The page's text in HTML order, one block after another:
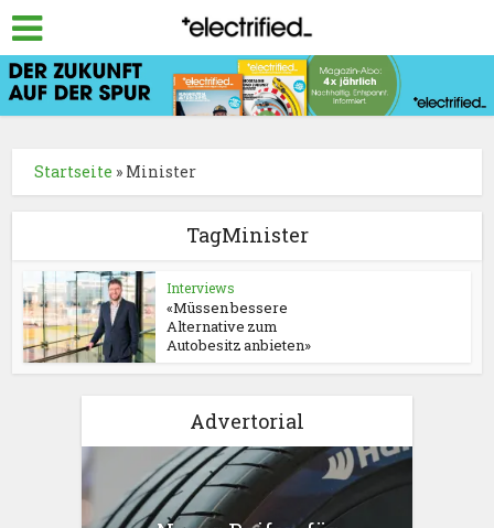
Startseite » Minister
TagMinister
Interviews
«Müssen bessere
Alternative zum
Autobesitz anbieten»
Advertorial